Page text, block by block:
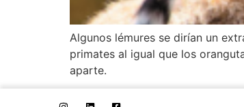
Algunos lémures se dirían un
primates al igual que los
aparte.